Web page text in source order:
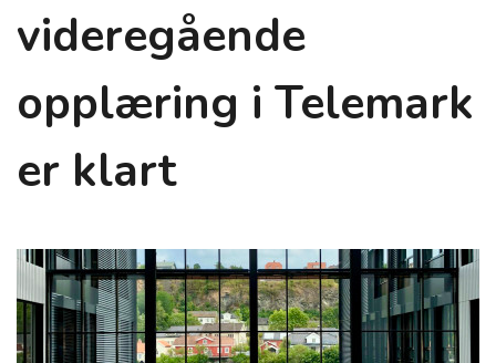
videregående
opplæring i Telemark
er klart